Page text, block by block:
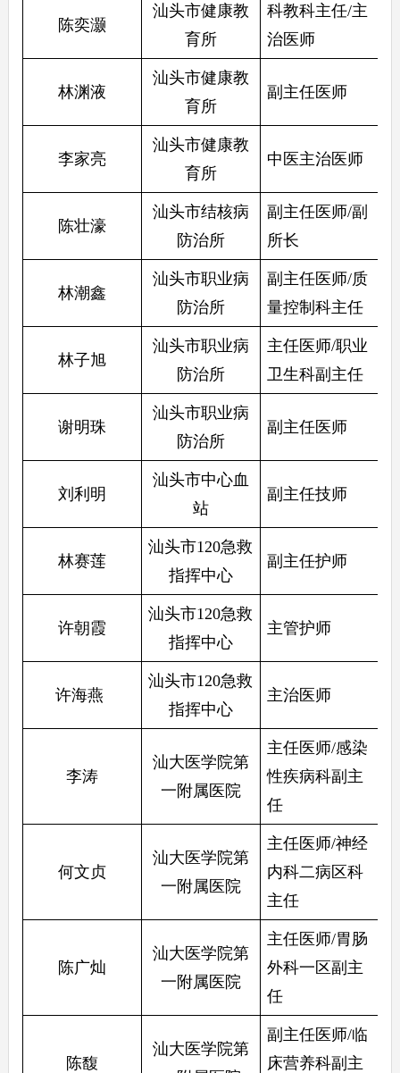
陈奕灏
汕头市健康教
育所
科教科主任/主
治医师
林渊液
汕头市健康教
育所
副主任医师
李家亮
汕头市健康教
育所
中医主治医师
陈壮濠
汕头市结核病
防治所
副主任医师/副
所长
林潮鑫
汕头市职业病
防治所
副主任医师/质
量控制科主任
林子旭
汕头市职业病
防治所
主任医师/职业
卫生科副主任
谢明珠
汕头市职业病
防治所
副主任医师
刘利明
汕头市中心血
站
副主任技师
林赛莲
汕头市120急救
指挥中心
副主任护师
许朝霞
汕头市120急救
指挥中心
主管护师
许海燕
汕头市120急救
指挥中心
主治医师
李涛
汕大医学院第
一附属医院
主任医师/感染
性疾病科副主
任
何文贞
汕大医学院第
一附属医院
主任医师/神经
内科二病区科
主任
陈广灿
汕大医学院第
一附属医院
主任医师/胃肠
外科一区副主
任
陈馥
汕大医学院第
副主任医师/临
床营养科副主